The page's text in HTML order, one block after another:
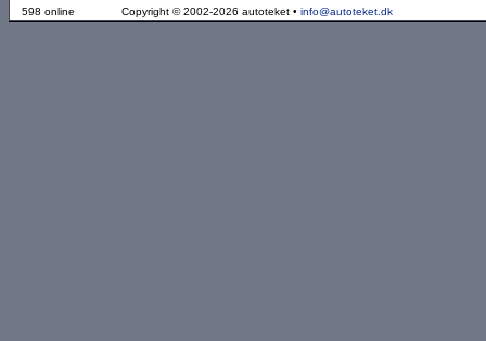
598 online Copyright © 2002-2026 autoteket • info@autoteket.dk